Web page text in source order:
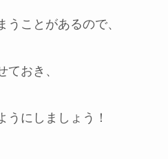
ことがあるので、
おき、
うにしましょう！